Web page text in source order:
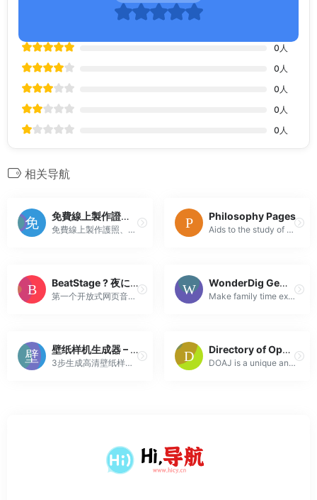
0 人
0 人
0 人
0 人
0 人
相关导航
免費線上製作證件照 – 護照、簽證與官方文件適用
免費線上製作護照、簽證與各類證件照，支援超過 100 國家與地區的照片規格，輕鬆符合官方標準。
Philosophy Pages
Aids to the study of philosophy, including study guide, dictionary, timeline, discussion of major philosophers, and links to e-texts.
BeatStage ? 夜に駆ける (Into The Night)
第一个开放式网页音乐游戏 BeatStage
WonderDig Gem Mining Kits | Bond with Your Family | Turn Family Time into Adventure Time
Make family time exciting with Wonderdig Gem Mining Kits—real gems, real bonding, real fun
壁纸样机生成器 – 3步免费生成iPhone/iPad/Mac高清样机图 | 淘趣工坊
3步生成高清壁纸样机图！专为小红书/抖音优化的100+热门模板，支持最新iPhone/Mac机型Mockup效果，无需PS一键下载商用级无水印样机，每日新增10+模板，自媒体博主装机必备。
Directory of Open Access Journals – DOAJ
DOAJ is a unique and extensive index of diverse open access journals from around the world, driven by a growing community, committed to ensuring quali...